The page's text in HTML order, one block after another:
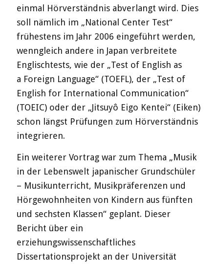
einmal Hörverständnis abverlangt wird. Dies
soll nämlich im „National Center Test“
frühestens im Jahr 2006 eingeführt werden,
wenngleich andere in Japan verbreitete
Englischtests, wie der „Test of English as
a Foreign Language“ (TOEFL), der „Test of
English for International Communication“
(TOEIC) oder der „Jitsuyô Eigo Kentei“ (Eiken)
schon längst Prüfungen zum Hörverständnis
integrieren.
Ein weiterer Vortrag war zum Thema „Musik
in der Lebenswelt japanischer Grundschüler
– Musikunterricht, Musikpräferenzen und
Hörgewohnheiten von Kindern aus fünften
und sechsten Klassen“ geplant. Dieser
Bericht über ein
erziehungswissenschaftliches
Dissertationsprojekt an der Universität